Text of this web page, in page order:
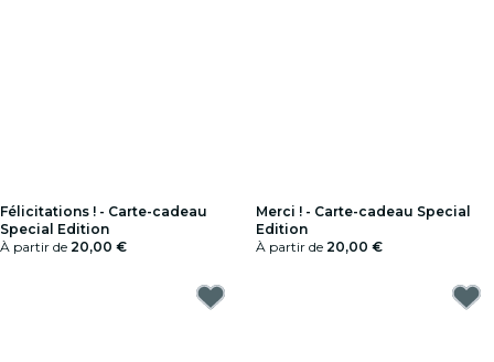
Félicitations ! - Carte-cadeau
Special Edition
À partir de 20,00 €
Merci ! - Carte-cadeau Special
Edition
À partir de 20,00 €